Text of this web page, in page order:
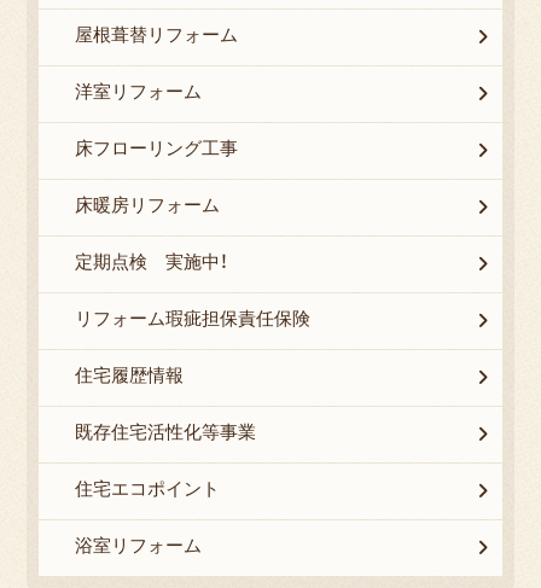
屋根葺替リフォーム
洋室リフォーム
床フローリング工事
床暖房リフォーム
定期点検 実施中！
リフォーム瑕疵担保責任保険
住宅履歴情報
既存住宅活性化等事業
住宅エコポイント
浴室リフォーム